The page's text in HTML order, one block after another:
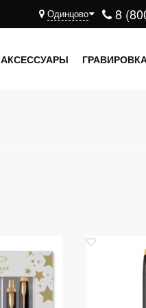
8
Одинцово
АКСЕССУАРЫ